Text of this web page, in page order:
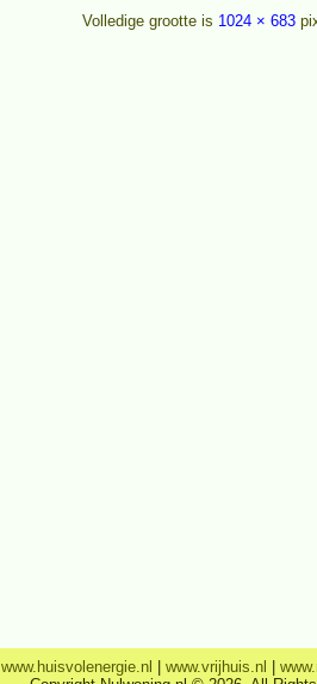
Volledige grootte is 1024 × 683
www.huisvolenergie.nl www.vrijhuis.nl